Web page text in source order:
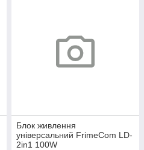
Блок живлення
універсальний FrimeCom LD-
2in1 100W